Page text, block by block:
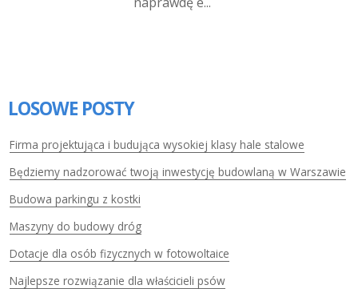
LOSOWE POSTY
Firma projektująca i budująca wysokiej klasy hale stalowe
Będziemy nadzorować twoją inwestycję budowlaną w Warszawie
Budowa parkingu z kostki
Maszyny do budowy dróg
Dotacje dla osób fizycznych w fotowoltaice
Najlepsze rozwiązanie dla właścicieli psów